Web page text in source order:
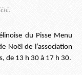
du Pisse Menu
Noël de l’association
de 13 h 30 à 17 h 30.